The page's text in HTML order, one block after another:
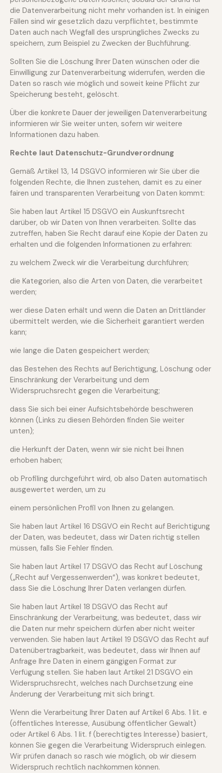
die Datenverarbeitung nicht mehr vorhanden ist. In einigen
Fällen sind wir gesetzlich dazu verpflichtet, bestimmte
Daten auch nach Wegfall des ursprüngliches Zwecks zu
speichern, zum Beispiel zu Zwecken der Buchführung.
Sollten Sie die Löschung Ihrer Daten wünschen oder die
Einwilligung zur Datenverarbeitung widerrufen, werden die
Daten so rasch wie möglich und soweit keine Pflicht zur
Speicherung besteht, gelöscht.
Über die konkrete Dauer der jeweiligen Datenverarbeitung
informieren wir Sie weiter unten, sofern wir weitere
Informationen dazu haben.
Rechte laut Datenschutz-Grundverordnung
Gemäß Artikel 13, 14 DSGVO informieren wir Sie über die
folgenden Rechte, die Ihnen zustehen, damit es zu einer
fairen und transparenten Verarbeitung von Daten kommt:
Sie haben laut Artikel 15 DSGVO ein Auskunftsrecht
darüber, ob wir Daten von Ihnen verarbeiten. Sollte das
zutreffen, haben Sie Recht darauf eine Kopie der Daten zu
erhalten und die folgenden Informationen zu erfahren:
zu welchem Zweck wir die Verarbeitung durchführen;
die Kategorien, also die Arten von Daten, die verarbeitet
werden;
wer diese Daten erhält und wenn die Daten an Drittländer
übermittelt werden, wie die Sicherheit garantiert werden
kann;
wie lange die Daten gespeichert werden;
das Bestehen des Rechts auf Berichtigung, Löschung oder
Einschränkung der Verarbeitung und dem
Widerspruchsrecht gegen die Verarbeitung;
dass Sie sich bei einer Aufsichtsbehörde beschweren
können (Links zu diesen Behörden finden Sie weiter
unten);
die Herkunft der Daten, wenn wir sie nicht bei Ihnen
erhoben haben;
ob Profiling durchgeführt wird, ob also Daten automatisch
ausgewertet werden, um zu
einem persönlichen Profil von Ihnen zu gelangen.
Sie haben laut Artikel 16 DSGVO ein Recht auf Berichtigung
der Daten, was bedeutet, dass wir Daten richtig stellen
müssen, falls Sie Fehler finden.
Sie haben laut Artikel 17 DSGVO das Recht auf Löschung
(„Recht auf Vergessenwerden“), was konkret bedeutet,
dass Sie die Löschung Ihrer Daten verlangen dürfen.
Sie haben laut Artikel 18 DSGVO das Recht auf
Einschränkung der Verarbeitung, was bedeutet, dass wir
die Daten nur mehr speichern dürfen aber nicht weiter
verwenden. Sie haben laut Artikel 19 DSGVO das Recht auf
Datenübertragbarkeit, was bedeutet, dass wir Ihnen auf
Anfrage Ihre Daten in einem gängigen Format zur
Verfügung stellen. Sie haben laut Artikel 21 DSGVO ein
Widerspruchsrecht, welches nach Durchsetzung eine
Änderung der Verarbeitung mit sich bringt.
Wenn die Verarbeitung Ihrer Daten auf Artikel 6 Abs. 1 lit. e
(öffentliches Interesse, Ausübung öffentlicher Gewalt)
oder Artikel 6 Abs. 1 lit. f (berechtigtes Interesse) basiert,
können Sie gegen die Verarbeitung Widerspruch einlegen.
Wir prüfen danach so rasch wie möglich, ob wir diesem
Widerspruch rechtlich nachkommen können.